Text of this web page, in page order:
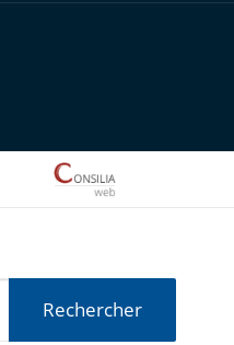
Rechercher